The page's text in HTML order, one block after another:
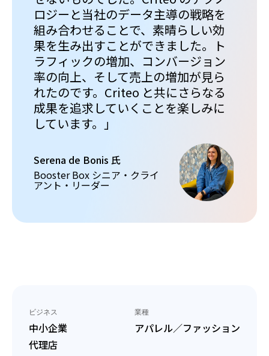
ビジネス
中小企業
代理店
業種
アパレル／ファッション
ロジーと当社のデータ主導の戦略を
組み合わせることで、素晴らしい効
果を生み出すことができました。ト
ラフィックの増加、コンバージョン
率の向上、そして売上の増加が見ら
れたのです。Criteo と共にさらなる
成果を追求していくことを楽しみに
しています。」
Serena de Bonis 氏
Booster Box シニア・クライ
アント・リーダー